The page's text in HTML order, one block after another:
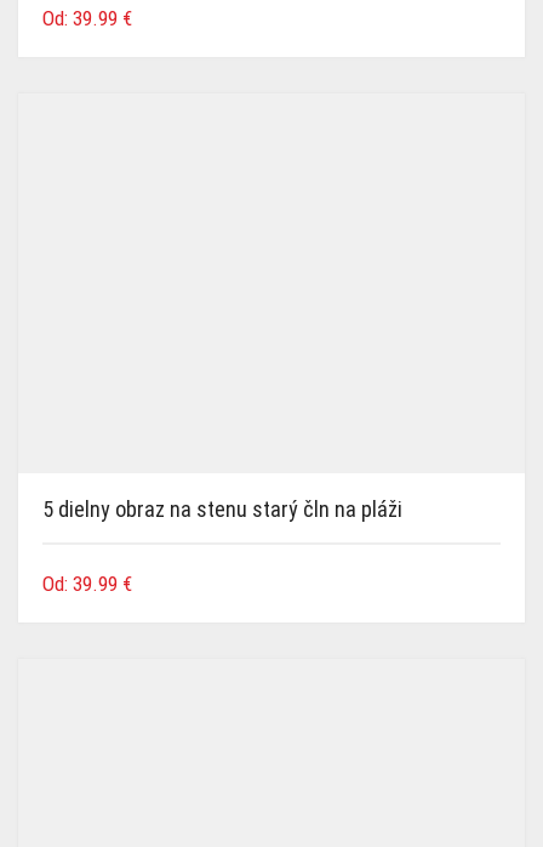
Od: 39.99 €
5 dielny obraz na stenu starý čln na pláži
Od: 39.99 €